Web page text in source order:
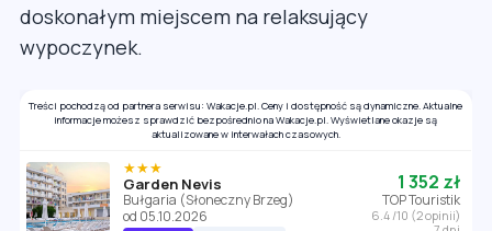
doskonałym miejscem na relaksujący
wypoczynek.
Treści pochodzą od partnera serwisu: Wakacje.pl. Ceny i dostępność są dynamiczne. Aktualne
informacje możesz sprawdzić bezpośrednio na Wakacje.pl. Wyświetlane okazje są
aktualizowane w interwałach czasowych.
★★★
Garden Nevis
Bułgaria (Słoneczny Brzeg)
od 05.10.2026
1 352 zł
TOP Touristik
6.4 /10 (2 opinii)